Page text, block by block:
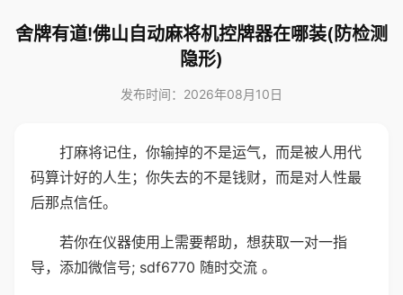
舍牌有道!佛山自动麻将机控牌器在哪装(防检测
隐形)
发布时间：2026年08月10日
打麻将记住，你输掉的不是运气，而是被人用代
码算计好的人生；你失去的不是钱财，而是对人性最
后那点信任。
若你在仪器使用上需要帮助，想获取一对一指
导，添加微信号; sdf6770 随时交流 。